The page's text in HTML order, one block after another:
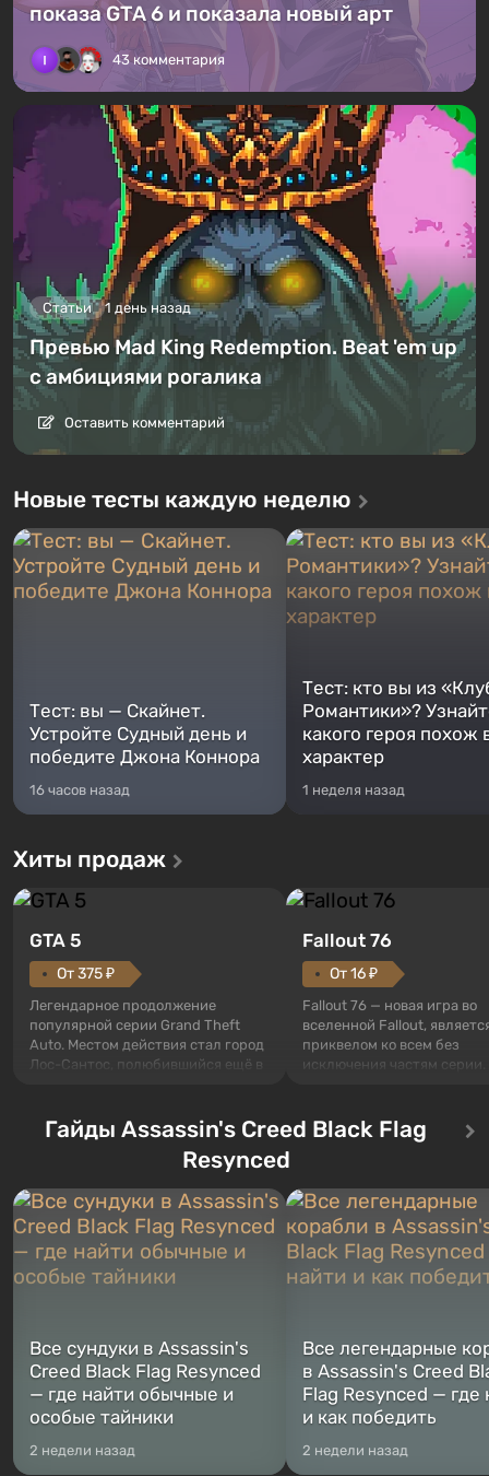
показа GTA 6 и показала новый арт
43 комментария
Статьи 1 день назад
Превью Mad King Redemption. Beat 'em up
с амбициями рогалика
Оставить комментарий
Новые тесты каждую неделю
Тест: вы — Скайнет.
Устройте Судный день и
победите Джона Коннора
16 часов назад
Тест: кто вы из
Романтики»?
какого героя похож
характер
1 неделя назад
Хиты продаж
GTA 5
От 375 ₽
Легендарное продолжение
популярной серии Grand Theft
Auto. Местом действия стал город
Лос-Сантос, полюбившийся ещё в
сразу трех персонажей: Майкла,
Тревора и Франклина, между
Жанр и...
Fallout 76
От 16 ₽
Fallout 76 — новая игра во
вселенной Fallout,
приквелом ко всем без
исключения частям серии.
Оно же, по задумке
Vault-Tec, должно
Место действия Fallout...
Гайды Assassin's Creed Black Flag
Resynced
Все сундуки в Assassin's
Creed Black Flag Resynced
— где найти обычные и
особые тайники
2 недели назад
Все легендарные
в Assassin's Creed
Flag Resynced — где
и как победить
2 недели назад